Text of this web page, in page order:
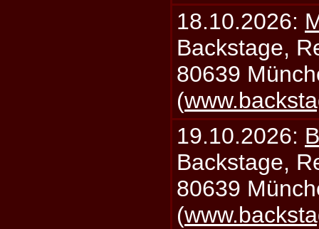
18.10.2026:
Backstage,
80639
(
19.10.2026:
Backstage,
80639
(